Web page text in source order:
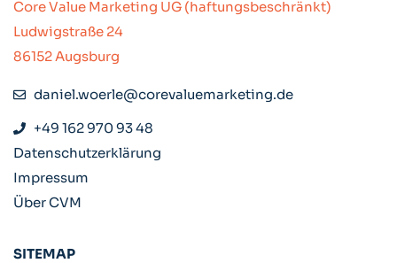
Core Value Marketing UG (haftungsbeschränkt)
Ludwigstraße 24
86152 Augsburg
daniel.woerle@corevaluemarketing.de
+49 162 970 93 48
Datenschutzerklärung
Impressum
Über CVM
SITEMAP